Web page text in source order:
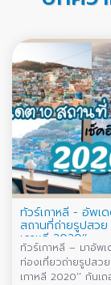
ทัวร์เกาหลี - อัพเ
สถานที่ถ่ายรูปสวย
เกาหลี 2020’’
ทัวร์เกาหลี – มาอัพ
ท่องเที่ยวถ่ายรูปสวย
เกาหลี 2020’’ กันเ